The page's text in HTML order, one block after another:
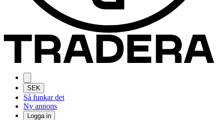
SEK
Så funkar det
Ny annons
Logga in